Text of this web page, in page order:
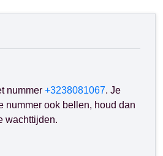
nummer +3238081067. Je
nummer ook bellen, houd dan
wachttijden.